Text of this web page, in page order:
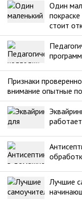
Один
стоит
Признаки
внимание опытные
Лучшие